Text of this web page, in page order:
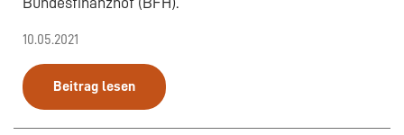
10.05.2021
Beitrag lesen